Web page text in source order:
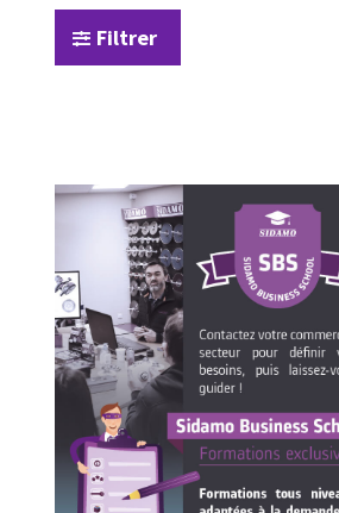
Table de travail
Disques auto-agrippant
Patins
Bandes abrasives
Disques fibre et papier
Feuilles 230 x 280 mm
Cales à poncer et patins
Eponges abrasive
Filtrer